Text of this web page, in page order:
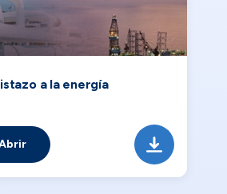
a la energía